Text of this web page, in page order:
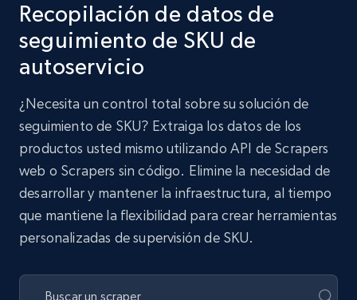
Recopilación de datos de
seguimiento de SKU de
autoservicio
¿Necesita un control total sobre su solución de
seguimiento de SKU? Extraiga los datos de los
productos usted mismo utilizando API de Scrapers
web o Scrapers sin código. Elimine la necesidad de
desarrollar y mantener la infraestructura, al tiempo
que mantiene la flexibilidad para crear herramientas
personalizadas de supervisión de SKU.